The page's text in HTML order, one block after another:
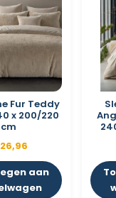
Fur Teddy
x 200/220
cm
aan